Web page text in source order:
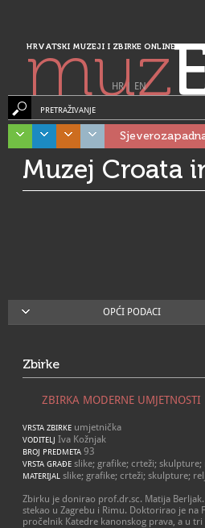
HRVATSKI MUZEJI I ZBIRKE ONLINE
muz
HR| EN
PRETRAŽIVANJE
Muzej Croata
OPĆI PODACI
Zbirke
ZBIRKA MODERNE UMJETNOSTI
VRSTA ZBIRKE umjetnička
VODITELJ Iva Kožnjak
BROJ PREDMETA 93
VRSTA GRAĐE slike; grafike; crteži; skulpture;
MATERIJAL slike; grafike; crteži; skulpture;
Zbirku je donirao prof.dr.sc. Matija
stekao u Zagrebu i Rimu. Doktorirao je na
pročelnik Katedre kanonskog prava, a u